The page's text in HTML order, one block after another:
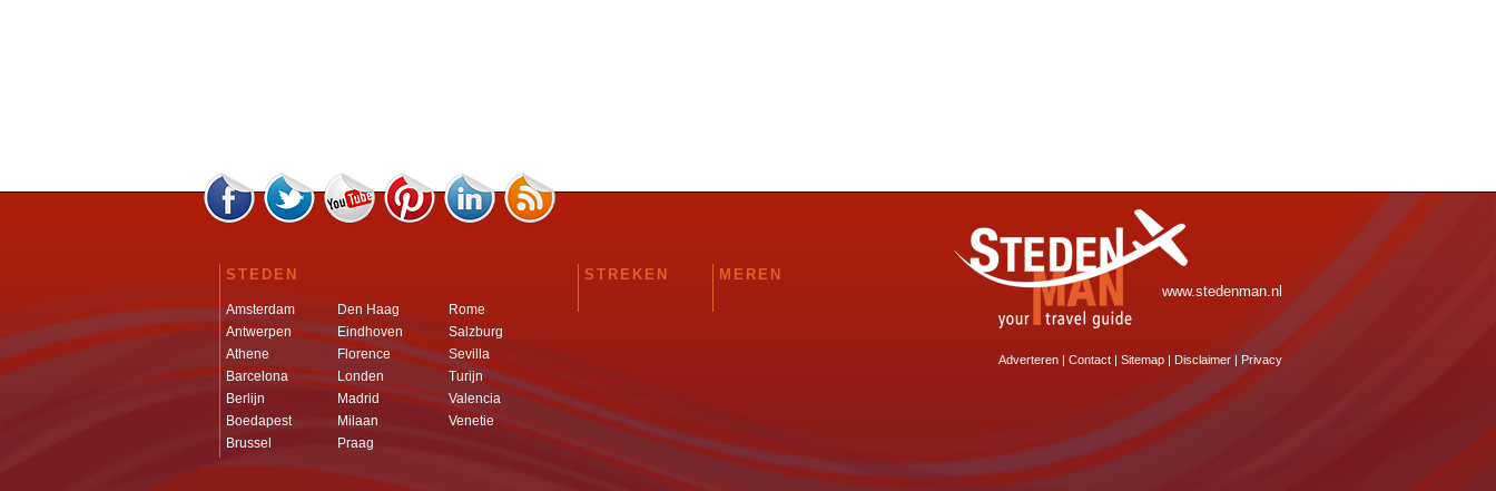
STEDEN
Amsterdam
Antwerpen
Athene
Barcelona
Berlijn
Boedapest
Brussel
Den Haag
Eindhoven
Florence
Londen
Madrid
Milaan
Praag
Rome
Salzburg
Sevilla
Turijn
Valencia
Venetie
STREKEN MEREN
Adverteren | Contact | Sitemap | Disclaimer | Privacy
www.stedenman.nl